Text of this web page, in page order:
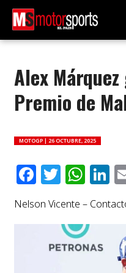
Alex
Premio de
MOTOGP | 26 OCTUBRE, 2025
Nelson Vicente –